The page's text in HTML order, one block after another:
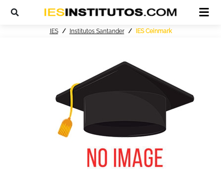
IES Institutos Santander IES Ceinmark